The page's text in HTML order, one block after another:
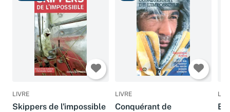
LIVRE
Skippers de l'impossible
LIVRE
Conquérant de